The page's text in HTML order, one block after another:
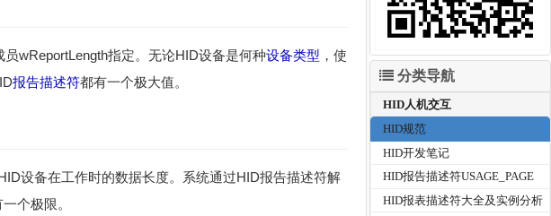
wReportLength指定。无论HID设备是何种设备类型 ，使
报告描述符都有一个极大值。
设备在工作时的数据长度。系统通过HID报告描述符解
个极限。
分类导航
HID人机交互
HID规范
HID开发笔记
HID报告描述符USAGE_PAGE
HID报表描述符大全及实例分析